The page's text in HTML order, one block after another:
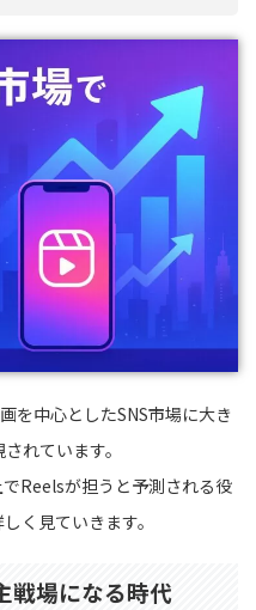
を中心としたSNS市場に大き
れています。
Reelsが担うと予測される役
く見ていきます。
戦場になる時代